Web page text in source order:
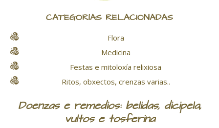
CATEGORÍAS RELACIONADAS
Flora
Medicina
Festas e mitoloxía relixiosa
Ritos, obxectos, crenzas varias..
Doenzas e remedios: belidas, dicipela,
vultos e tosferina